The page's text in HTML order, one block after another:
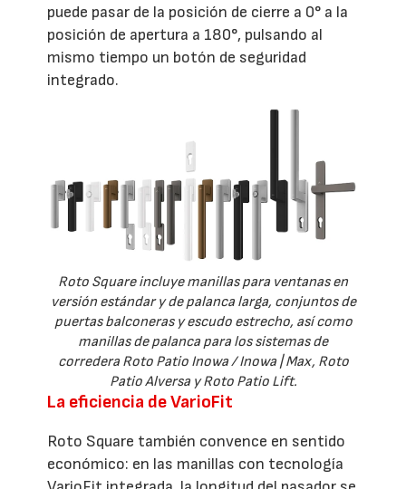
puede pasar de la posición de cierre a 0° a la
posición de apertura a 180°, pulsando al
mismo tiempo un botón de seguridad
integrado.
Roto Square incluye manillas para ventanas en
versión estándar y de palanca larga, conjuntos de
puertas balconeras y escudo estrecho, así como
manillas de palanca para los sistemas de
corredera Roto Patio Inowa / Inowa | Max, Roto
Patio Alversa y Roto Patio Lift.
La eficiencia de VarioFit
Roto Square también convence en sentido
económico: en las manillas con tecnología